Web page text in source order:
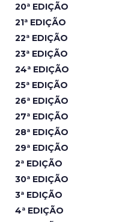
20ª EDIÇÃO
21ª EDIÇÃO
22ª EDIÇÃO
23ª EDIÇÃO
24ª EDIÇÃO
25ª EDIÇÃO
26ª EDIÇÃO
27ª EDIÇÃO
28ª EDIÇÃO
29ª EDIÇÃO
2ª EDIÇÃO
30ª EDIÇÃO
3ª EDIÇÃO
4ª EDIÇÃO